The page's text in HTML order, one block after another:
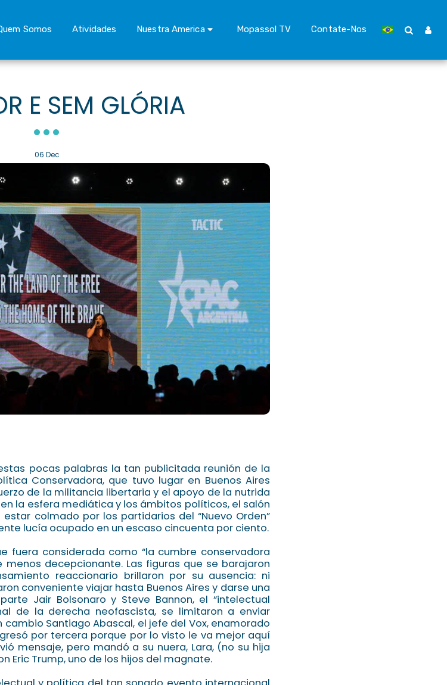
Somos Atividades Nuestra America Mopassol TV Contate-Nos
E SEM GLÓRIA
06 Dec
pocas palabras la tan publicitada reunión de la
Conservadora, que tuvo lugar en Buenos Aires
de la militancia libertaria y el apoyo de la nutrida
la esfera mediática y los ámbitos políticos, el salón
colmado por los partidarios del “Nuevo Orden”
lucía ocupado en un escaso cincuenta por ciento.
fuera considerada como “la cumbre conservadora
decepcionante. Las figuras que se barajaron
reaccionario brillaron por su ausencia: ni
conveniente viajar hasta Buenos Aires y darse una
Jair Bolsonaro y Steve Bannon, el “intelectual
de la derecha neofascista, se limitaron a enviar
Santiago Abascal, el jefe del Vox, enamorado
por tercera porque por lo visto le va mejor aquí
mensaje, pero mandó a su nuera, Lara, (no su hija
Eric Trump, uno de los hijos del magnate.